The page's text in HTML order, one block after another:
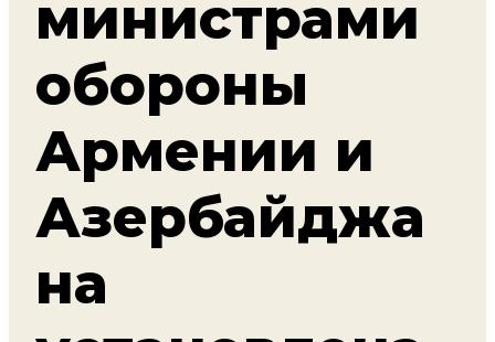
министрами
обороны
Армении и
Азербайджа
на